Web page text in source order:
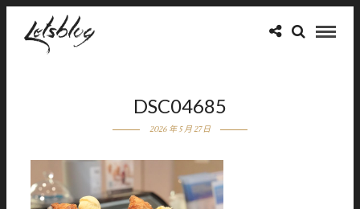
DSC04685
2026 年 5 月 27 日